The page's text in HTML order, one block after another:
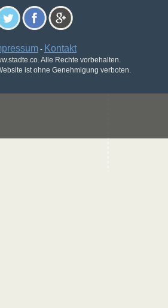
- Kontakt
Alle Rechte vorbehalten.
ist ohne Genehmigung verboten.